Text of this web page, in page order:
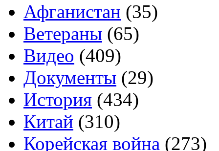
Афганистан (35)
Ветераны (65)
Видео (409)
Документы (29)
История (434)
Китай (310)
Корейская война (273)